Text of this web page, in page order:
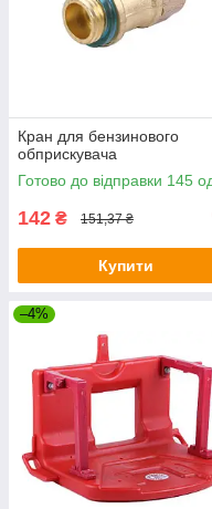
Кран для бензинового
обприскувача
Готово до відправки 145
142 ₴ 151,37 ₴
Купити
–4%